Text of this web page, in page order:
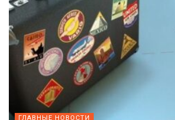
ГЛАВНЫЕ НОВОСТИ